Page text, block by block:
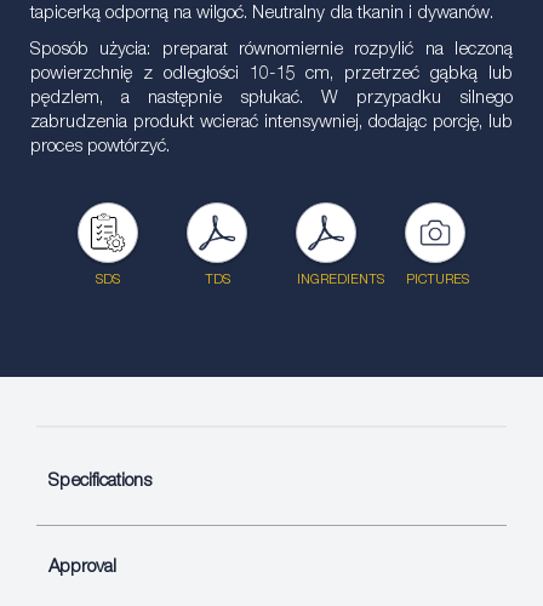
tapicerką odporną na wilgoć. Neutralny dla tkanin i dywanów.
Sposób użycia: preparat równomiernie rozpylić na leczoną
powierzchnię z odległości 10-15 cm, przetrzeć gąbką lub
pędzlem, a następnie spłukać. W przypadku silnego
zabrudzenia produkt wcierać intensywniej, dodając porcję, lub
proces powtórzyć.
SDS TDS INGREDIENTS PICTURES
Specifications
Approval